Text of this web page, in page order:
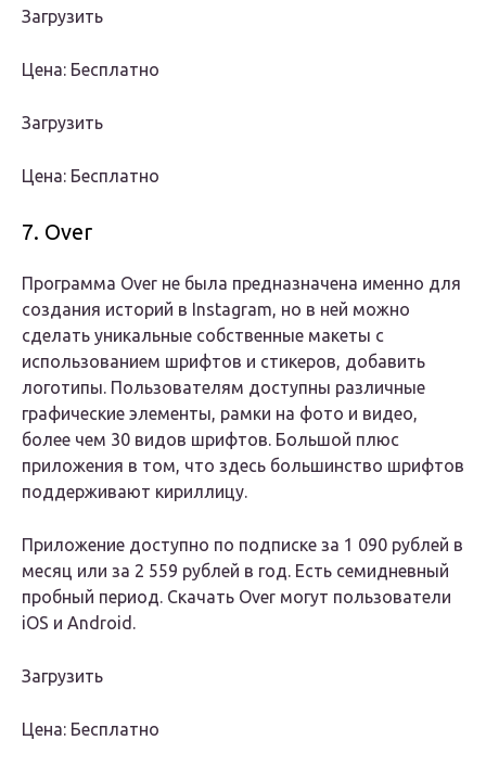
Загрузить
Цена: Бесплатно
Загрузить
Цена: Бесплатно
7. Over
Программа Over не была предназначена именно для
создания историй в Instagram, но в ней можно
сделать уникальные собственные макеты с
использованием шрифтов и стикеров, добавить
логотипы. Пользователям доступны различные
графические элементы, рамки на фото и видео,
более чем 30 видов шрифтов. Большой плюс
приложения в том, что здесь большинство шрифтов
поддерживают кириллицу.
Приложение доступно по подписке за 1 090 рублей в
месяц или за 2 559 рублей в год. Есть семидневный
пробный период. Скачать Over могут пользователи
iOS и Android.
Загрузить
Цена: Бесплатно